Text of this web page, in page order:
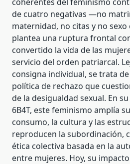
de cuatro negativas —no
maternidad, no citas y no
plantea una ruptura frontal
convertido la vida de las
servicio del orden patriarcal.
consigna individual, se trata
política de rechazo que
de la desigualdad sexual. En
6B4T, este feminismo amplía
consumo, la cultura y las
reproducen la subordinación,
ética colectiva basada en la
entre mujeres. Hoy, su